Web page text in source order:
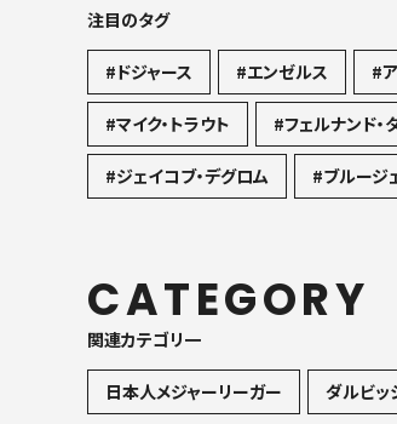
注目のタグ
#ドジャース #エンゼルス #
#マイク・トラウト #フェルナンド・
#ジェイコブ・デグロム #ブルージ
CATEGORY
関連カテゴリ一
日本人メジャーリーガー ダルビッ